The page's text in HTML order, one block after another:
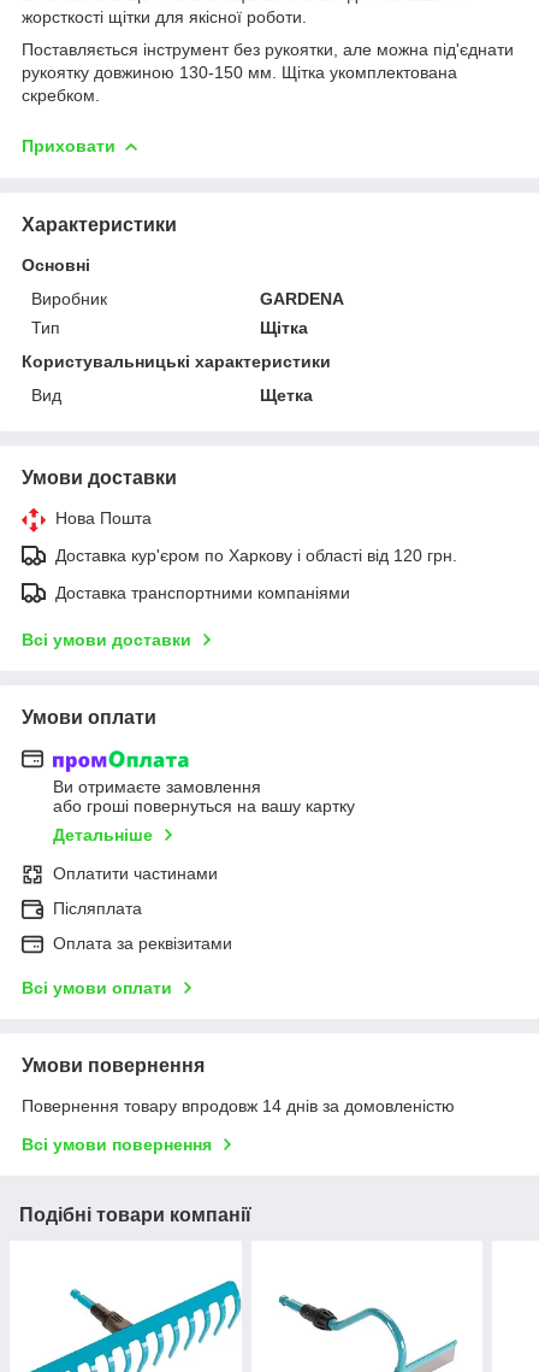
жорсткості щітки для якісної роботи.
Поставляється інструмент без рукоятки, але можна під'єднати
рукоятку довжиною 130-150 мм. Щітка укомплектована
скребком.
Приховати
Характеристики
Основні
Виробник
GARDENA
Тип
Щітка
Користувальницькі характеристики
Вид
Щетка
Умови доставки
Нова Пошта
Доставка кур'єром по Харкову і області від 120 грн.
Доставка транспортними компаніями
Всі умови доставки
Умови оплати
Ви отримаєте замовлення
або гроші повернуться на вашу картку
Детальніше
Оплатити частинами
Післяплата
Оплата за реквізитами
Всі умови оплати
Умови повернення
Повернення товару впродовж 14 днів за домовленістю
Всі умови повернення
Подібні товари компанії